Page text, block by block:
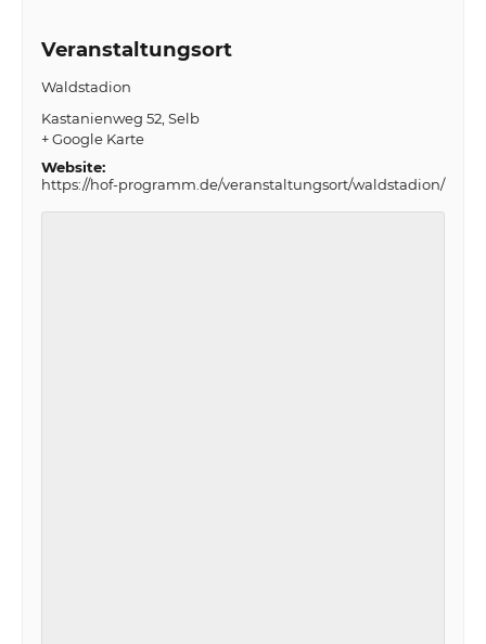
Veranstaltungsort
Waldstadion
Kastanienweg 52 Selb
+ Google Karte
Website:
https://hof-programm.de/veranstaltungsort/waldstadion/